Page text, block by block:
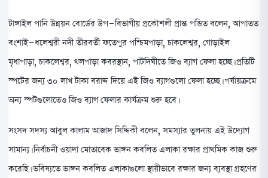
টাঙ্গাইল পানি উন্নয়ন বোর্ডের উপ-বিভাগীয় প্রকৌশলী প্রান্ত পন্ডিত বলেন, আপাতত
বংশাই-ধলেশ্বরী নদী তীরবর্তী ফতেপুর পশ্চিমপাড়া, চাকলেশ্বর, গোড়াইল
মৃধাপাড়া, চাকলেশ্বর, থলপাড়া কবরস্থান, পাটদিঘীতে জিও ব্যাগ ফেলা হচ্ছে। প্রতিটি
স্পটের জন্য ৩০ লাখ টাকা বরাদ্দ দিয়ে এই জিও ব্যাগগুলো ফেলা হচ্ছে। পর্যায়ক্রমে
অন্য স্পটগুলোতেও জিও ব্যাগ ফেলার কার্যক্রম শুরু হবে।
সংসদ সদস্য আবুল কালাম আজাদ সিদ্দিকী বলেন, সমস্যার তুলনায় এই উদ্যোগ
সামান্য। নির্বাচনী ওয়াদা মোতাবেক ভাঙ্গন কবলিত এলাকা রক্ষার প্রাথমিক কাজ শুরু
করেছি। ভবিষ্যতে ভাঙ্গন কবলিত এলাকাগুলো স্থায়ীভাবে রক্ষার জন্য ব্যবস্থা গ্রহণের